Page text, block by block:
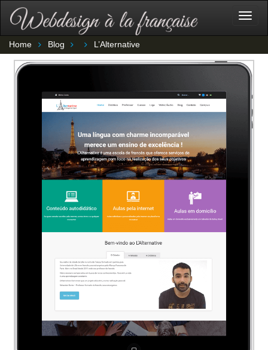
Home Blog L’Alternative